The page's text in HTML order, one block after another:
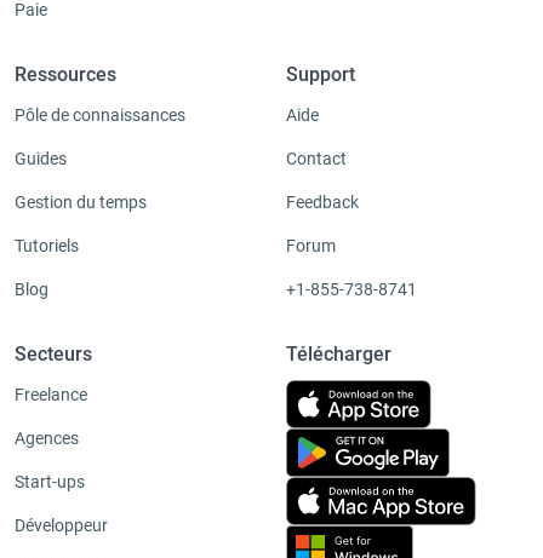
Paie
Ressources
Pôle de connaissances
Guides
Gestion du temps
Tutoriels
Blog
Secteurs
Freelance
Agences
Start-ups
Développeur
Support
Aide
Contact
Feedback
Forum
+1-855-738-8741
Télécharger